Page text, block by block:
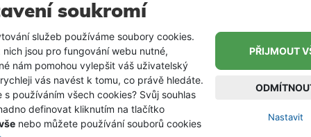
soukromí
služeb používáme soubory cookies.
nich jsou pro fungování webu nutné,
nám pomohou vylepšit váš uživatelský
vás navést k tomu, co právě hledáte.
s používáním všech cookies? Svůj souhlas
definovat kliknutím na tlačítko
nebo můžete používání souborů cookies
PŘIJMOUT
Nastavit